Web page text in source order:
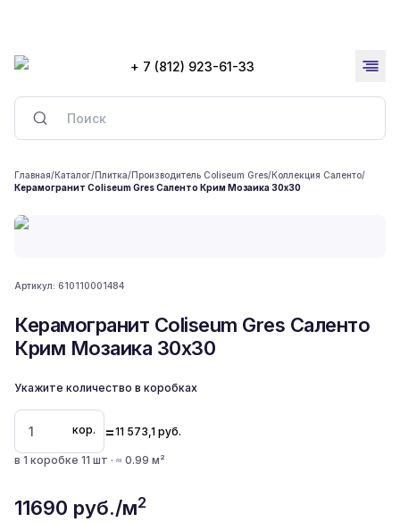
+ 7 (812) 923-61-33
Главная/Каталог/Плитка/Производитель Coliseum Gres/Коллекция Саленто/
Керамогранит Coliseum Gres Саленто Крим Мозаика 30x30
Артикул: 610110001484
Керамогранит Coliseum Gres Саленто
Крим Мозаика 30x30
Укажите количество в коробках
кор. =11 573,1 руб.
в 1 коробке 11 шт · ≈ 0.99 м²
11690 руб./м2